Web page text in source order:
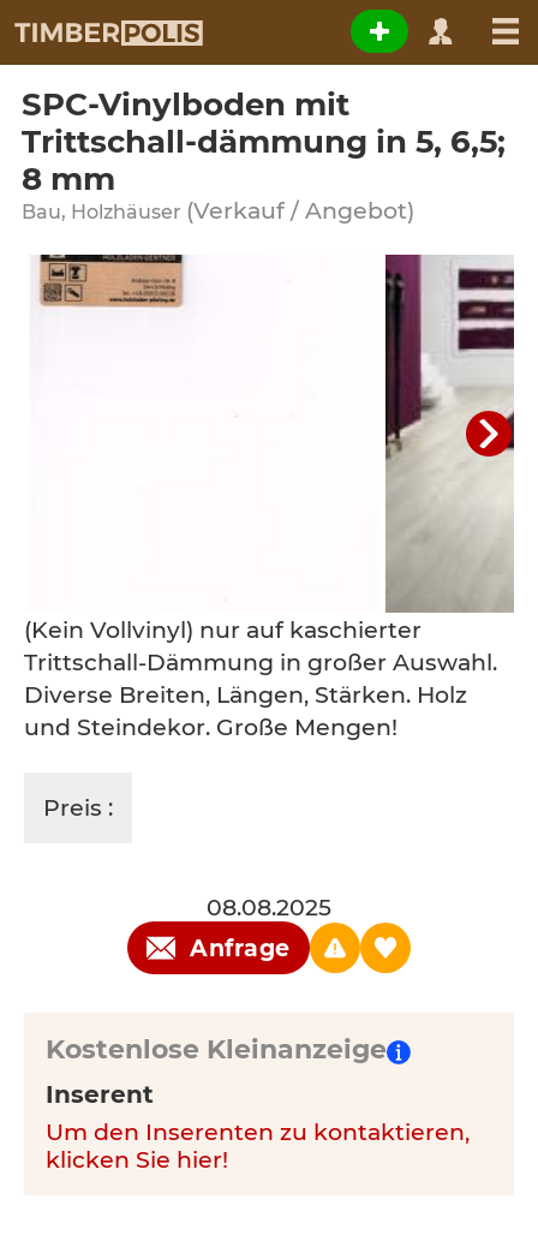
SPC-Vinylboden mit
Trittschall-dämmung in 5, 6,5;
8 mm
Bau, Holzhäuser (Verkauf / Angebot)
(Kein Vollvinyl) nur auf kaschierter
Trittschall-Dämmung in großer Auswahl.
Diverse Breiten, Längen, Stärken. Holz
und Steindekor. Große Mengen!
Preis :
08.08.2025
Anfrage
Kostenlose Kleinanzeige
Inserent
Um den Inserenten zu kontaktieren,
klicken Sie hier!